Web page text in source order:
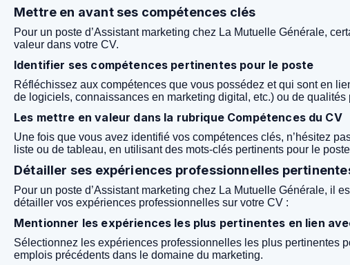
Mettre en avant ses compétences clés
Pour un poste d’Assistant marketing chez La Mutuelle Générale,
valeur dans votre CV.
Identifier ses compétences pertinentes pour le poste
Réfléchissez aux compétences que vous possédez et qui sont en
de logiciels, connaissances en marketing digital, etc.) ou de
Les mettre en valeur dans la rubrique Compétences du CV
Une fois que vous avez identifié vos compétences clés, n’hésitez
liste ou de tableau, en utilisant des mots-clés pertinents pour le
Détailler ses expériences professionnelles
Pour un poste d’Assistant marketing chez La Mutuelle Générale, il
détailler vos expériences professionnelles sur votre CV :
Mentionner les expériences les plus pertinentes en lien
Sélectionnez les expériences professionnelles les plus pertinentes
emplois précédents dans le domaine du marketing.